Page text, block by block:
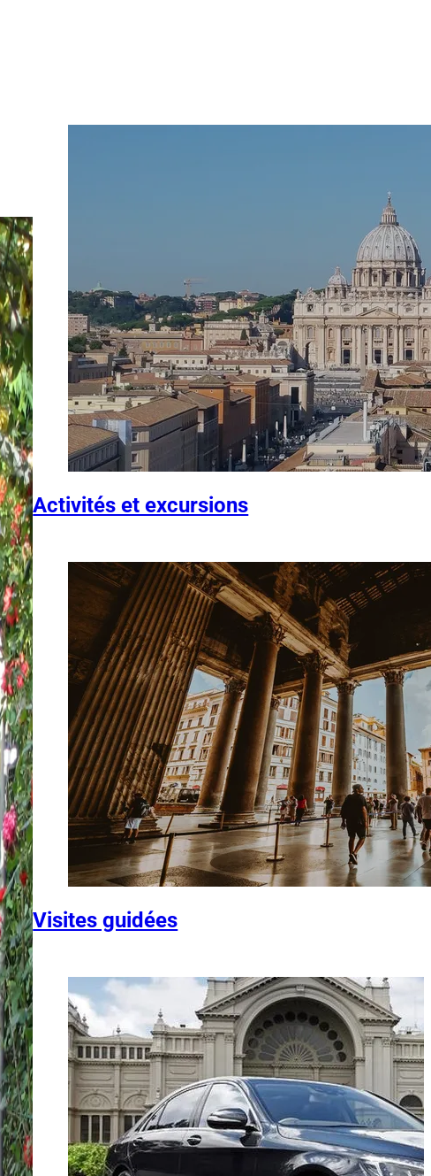
Activités et excursions
Visites guidées